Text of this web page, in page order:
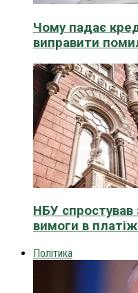
Чому падає
виправити
НБУ спростував
вимоги в
Політика